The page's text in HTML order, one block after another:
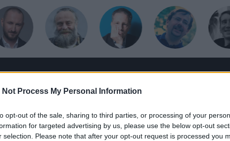
Not Process My Personal Information
opt-out of the sale, sharing to third parties, or processing of your
for targeted advertising by us, please use the below opt-out
selection. Please note that after your opt-out request is processed you